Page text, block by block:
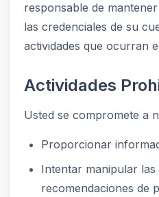
responsable de
las credenciales de su
actividades que ocurran
Actividades
Usted se compromete a
Proporcionar
Intentar manipular
recomendaciones de